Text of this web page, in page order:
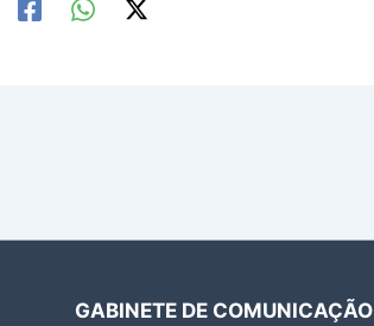
GABINETE DE COMUNICAÇÃO